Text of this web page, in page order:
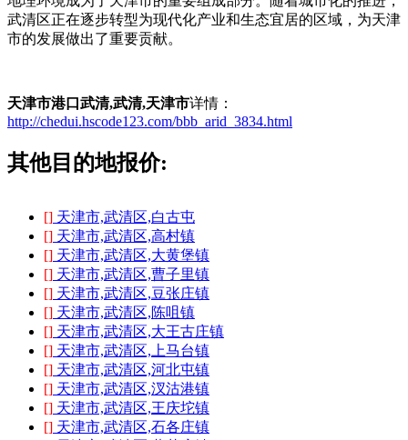
武清区正在逐步转型为现代化产业和生态宜居的区域，为天津
市的发展做出了重要贡献。
天津市港口武清,武清,天津市详情：
http://chedui.hscode123.com/bbb_arid_3834.html
其他目的地报价:
[] 天津市,武清区,白古屯
[] 天津市,武清区,高村镇
[] 天津市,武清区,大黄堡镇
[] 天津市,武清区,曹子里镇
[] 天津市,武清区,豆张庄镇
[] 天津市,武清区,陈咀镇
[] 天津市,武清区,大王古庄镇
[] 天津市,武清区,上马台镇
[] 天津市,武清区,河北屯镇
[] 天津市,武清区,汊沽港镇
[] 天津市,武清区,王庆坨镇
[] 天津市,武清区,石各庄镇